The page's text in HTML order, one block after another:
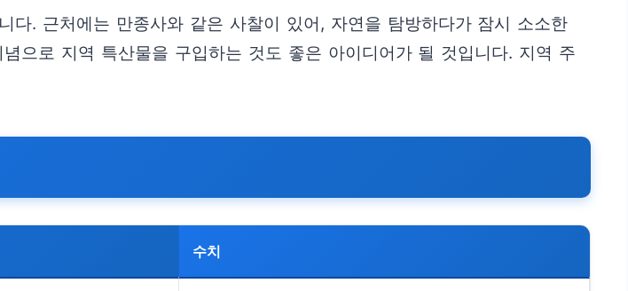
. 근처에는 만종사와 같은 사찰이 있어, 자연을 탐방하다가 잠시 소소한
으로 지역 특산물을 구입하는 것도 좋은 아이디어가 될 것입니다. 지역 주
수치